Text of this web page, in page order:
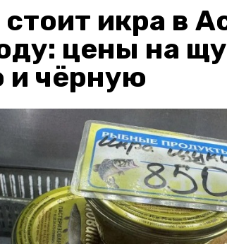
икра в
цены на
и чёрную